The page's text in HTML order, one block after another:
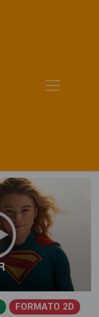
FORMATO 2D